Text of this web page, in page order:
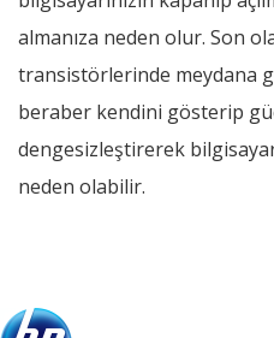
almanıza neden olur. Son
transistörlerinde meydana
beraber kendini gösterip güç
dengesizleştirerek
neden olabilir.